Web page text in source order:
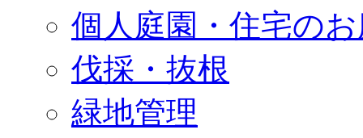
個人庭園・住宅の
伐採・抜根
緑地管理